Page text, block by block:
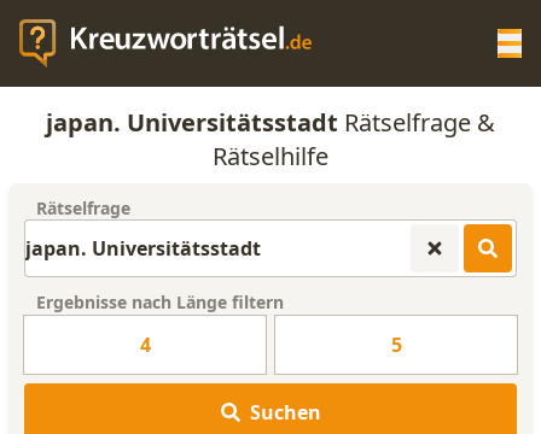
KREUZWORTRÄTSEL-HILFE
ANAGRAMM-GENERATOR
WORTLISTE
japan. Universitätsstadt Rätselfrage &
Rätselhilfe
Rätselfrage
Ergebnisse nach Länge filtern
4 5
Suchen